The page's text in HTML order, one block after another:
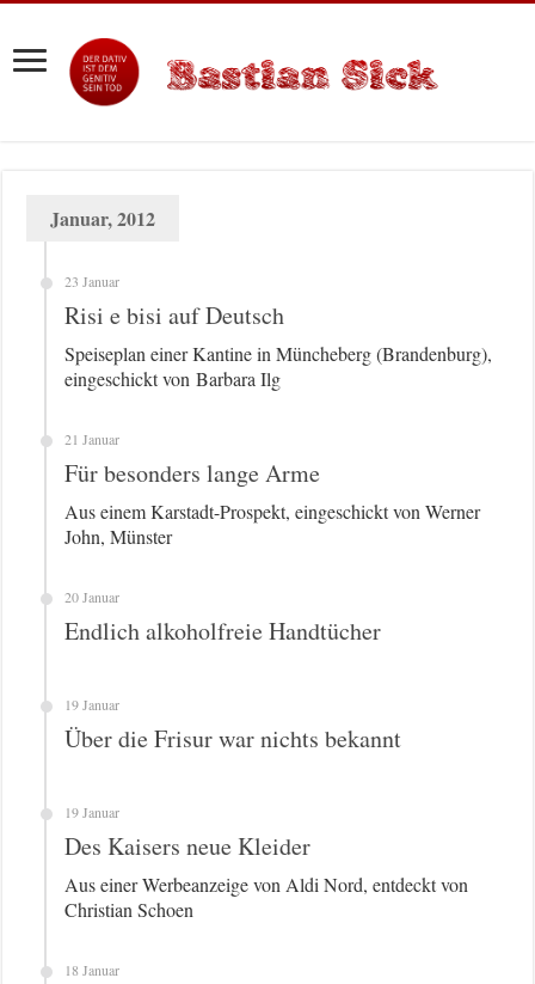
Januar, 2012
23 Januar
Risi e bisi auf Deutsch
Speiseplan einer Kantine in Müncheberg (Brandenburg),
eingeschickt von Barbara Ilg
21 Januar
Für besonders lange Arme
Aus einem Karstadt-Prospekt, eingeschickt von Werner
John, Münster
20 Januar
Endlich alkoholfreie Handtücher
19 Januar
Über die Frisur war nichts bekannt
19 Januar
Des Kaisers neue Kleider
Aus einer Werbeanzeige von Aldi Nord, entdeckt von
Christian Schoen
18 Januar